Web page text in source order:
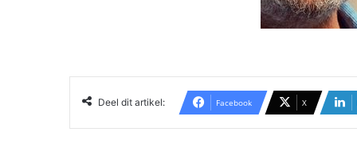
Deel dit artikel: Facebook X